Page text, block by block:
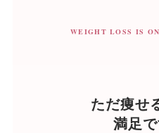
WEIGHT LOSS IS
ただ痩せ
満足